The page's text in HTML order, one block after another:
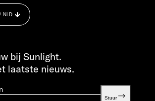
12:00 UUR EN 13:00 - 16:00 UUR
gewicht.
bij Sunlight.
laatste nieuws.
Stuur
/ NLD